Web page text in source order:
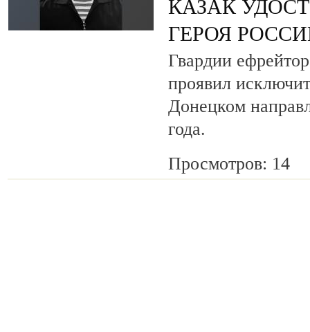
КАЗАК
ГЕРОЯ
Гвардии
проявил
Донецком
года.
Просмотров: 14